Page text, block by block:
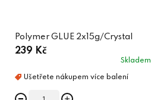
Polymer GLUE 2x15g/Crystal
239 Kč
Skladem